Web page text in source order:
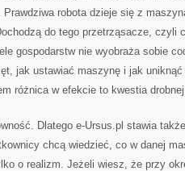
robota dzieje się z
do tego przetrząsacze, czyli
gospodarstw nie wyobraża sobie
jak ustawiać maszynę i jak uniknąć
różnica w efekcie to kwestia
Dlatego e-Ursus.pl stawia
chcą wiedzieć, co w danej
o realizm. Jeżeli wiesz, że przy